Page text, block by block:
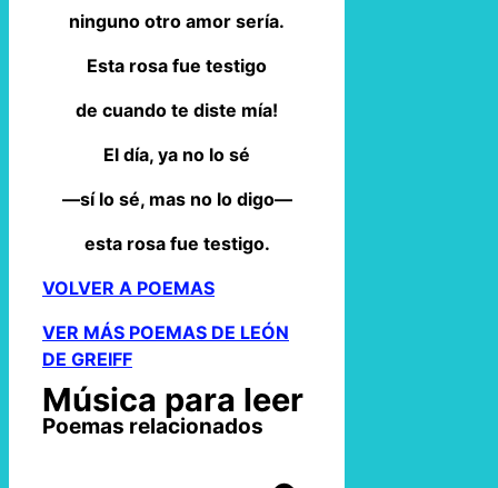
ninguno otro amor sería.
Esta rosa fue testigo
de cuando te diste mía!
El día, ya no lo sé
—sí lo sé, mas no lo digo—
esta rosa fue testigo.
VOLVER A POEMAS
VER MÁS POEMAS DE LEÓN
DE GREIFF
Música para leer
Poemas relacionados